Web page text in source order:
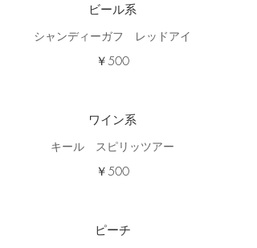
ビール系
シャンディーガフ レッドアイ
￥500
ワイン系
キール スピリッツアー
￥500
ピーチ